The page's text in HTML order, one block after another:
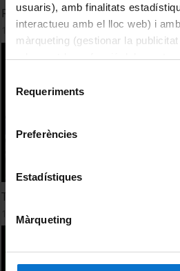
usuaris), amb finalitats
interactueu amb el lloc web) i
màrqueting (gestionar la publicitat
adequant-la en funció dels
consultar laPolítica de galetes
Requeriments
Preferències
Estadístiques
Màrqueting
Regenerem ossos amb
1 Abril, 2010
Té l'aigua poder d'atracció?
1 Abril, 2010